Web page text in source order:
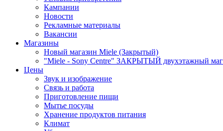
Кампании
Новости
Рекламные материалы
Вакансии
Магазины
Новый магазин Miele (Закрытый)
"Miele - Sony Centre" ЗАКРЫТЫЙ двухэтажный
Цены
Звук и изображение
Связь и работа
Приготовление пищи
Мытье посуды
Хранение продуктов питания
Климат